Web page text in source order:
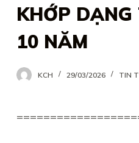
n
KHỚP
10 NĂM
KCH 29/03/2026 TIN